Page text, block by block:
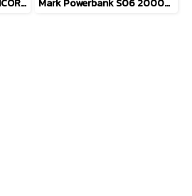
JBL ลำโพงบลูทูธ รุ่น PBENCOREESSAS2-Black Mark Powerbank S06 20000mAh